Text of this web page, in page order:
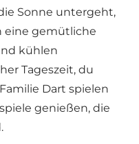
Sonne untergeht,
eine gemütliche
kühlen
Tageszeit, du
Dart spielen
genießen, die